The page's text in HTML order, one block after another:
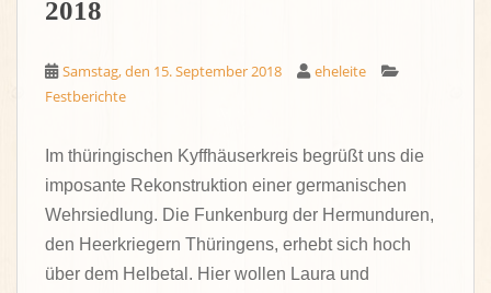
2018
Samstag, den 15. September 2018
eheleite
Festberichte
Im thüringischen Kyffhäuserkreis begrüßt uns die
imposante Rekonstruktion einer germanischen
Wehrsiedlung. Die Funkenburg der Hermunduren,
den Heerkriegern Thüringens, erhebt sich hoch
über dem Helbetal. Hier wollen Laura und